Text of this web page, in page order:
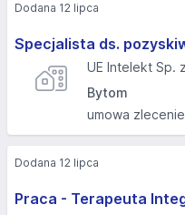
Specjalista ds.
UE Intelekt Sp.
Bytom
umowa zlecenie
Dodana 12 lipca
Praca - Terapeuta
Dodana 12 lipca